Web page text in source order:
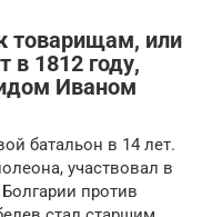
товарищам, или
в 1812 году,
Иваном
батальон в 14 лет.
участвовал в
против